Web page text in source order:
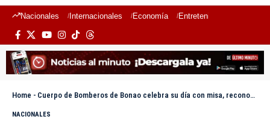
Nacionales Internacionales Economía Entretenimiento
Home - Cuerpo de Bomberos de Bonao celebra su día con misa, reconocimientos y ascensos
NACIONALES